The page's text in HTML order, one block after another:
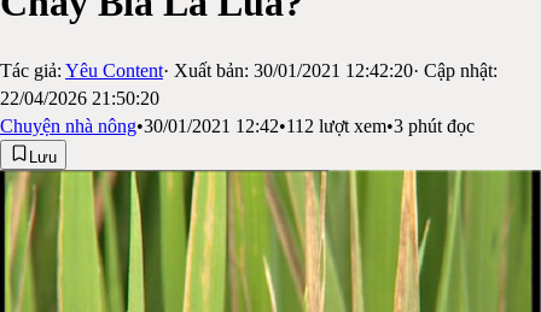
Tác giả: Yêu Content· Xuất bản: 30/01/2021 12:42:20· Cập nhật:
22/04/2026 21:50:20
Chuyện nhà nông•30/01/2021 12:42•112 lượt xem•3 phút đọc
Lưu